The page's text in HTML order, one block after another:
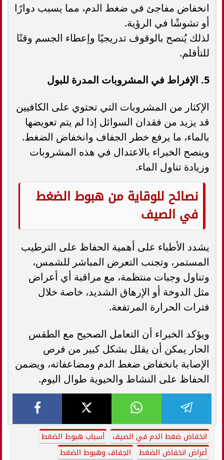
انخفاض مفاجئ في ضغط الدم، مما يسبب دوارًا
أو تشوشًا في الرؤية.
لذلك يُنصح بالوقوف تدريجيًا وإعطاء الجسم وقتًا
للتأقلم.
5. الإفراط في المشروبات المدرة للبول
الإكثار من المشروبات التي تحتوي على الكافيين
قد يزيد من فقدان السوائل إذا لم يتم تعويضها
بالماء، ما يرفع خطر الجفاف وانخفاض الضغط.
وينصح الخبراء بالاعتدال في هذه المشروبات
وزيادة تناول الماء.
نصائح للوقاية من هبوط الضغط
في الصيف
يشدد الأطباء على أهمية الحفاظ على الترطيب
المستمر، وتجنب التعرض المباشر للشمس،
وتناول وجبات منتظمة، مع مراقبة أي أعراض
مثل الدوخة أو الإرهاق الشديد، خاصة خلال
فترات الحرارة المرتفعة.
ويؤكد الخبراء أن التعامل الصحيح مع الطقس
الحار يمكن أن يقلل بشكل كبير من فرص
الإصابة بانخفاض ضغط الدم ومضاعفاته، ويضمن
الحفاظ على النشاط والحيوية طوال اليوم.
انخفاض ضغط الدم في الصيف
أسباب هبوط الضغط
أعراض انخفاض الضغط
الجفاف وهبوط الضغط